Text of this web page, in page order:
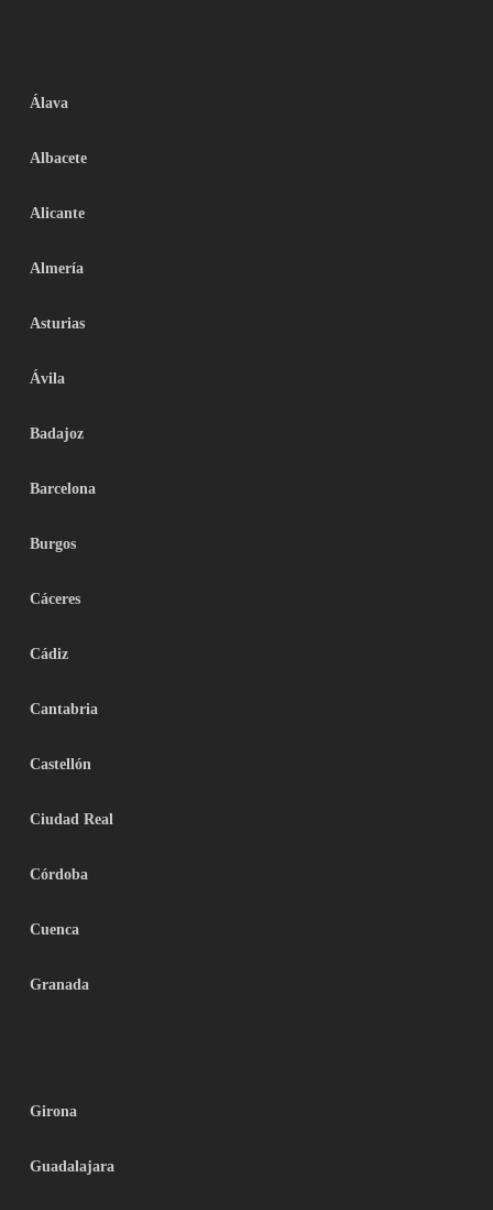
Álava
Albacete
Alicante
Almería
Asturias
Ávila
Badajoz
Barcelona
Burgos
Cáceres
Cádiz
Cantabria
Castellón
Ciudad Real
Córdoba
Cuenca
Granada
Girona
Guadalajara